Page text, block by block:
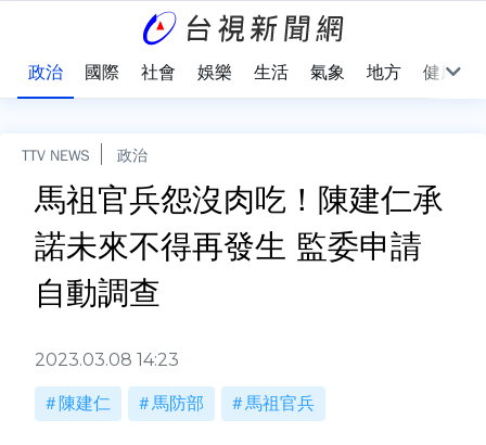
政治 國際 社會 娛樂 生活 氣象 地方 健康
TTV NEWS 政治
馬祖官兵怨沒肉吃！陳建仁承
諾未來不得再發生 監委申請
自動調查
2023.03.08 14:23
陳建仁 馬防部 馬祖官兵